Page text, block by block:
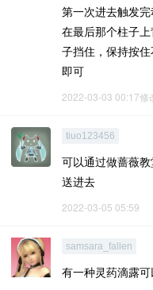
第一次进去触发
在最后那个柱子
子挡住，保持按
即可
2022-03-03 00:17修
tiuo123456
可以通过做蔷薇
送进去
2022-03-05 05:59
samsara_fallen
有一种灵药滴露